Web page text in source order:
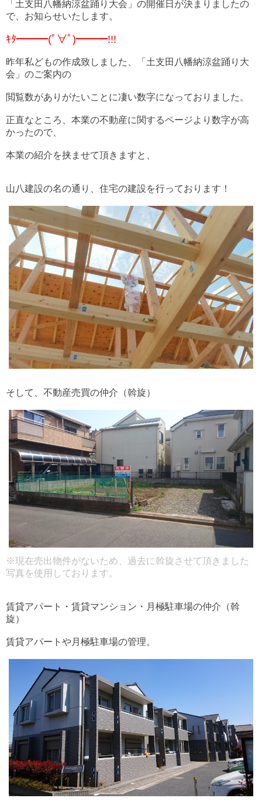
「土支田八幡納涼盆踊り大会」の開催日が決まりましたの
で、お知らせいたします。
ｷﾀ━━━(ﾟ∀ﾟ)━━━!!!
昨年私どもの作成致しました、「土支田八幡納涼盆踊り大
会」のご案内の
閲覧数がありがたいことに凄い数字になっておりました。
正直なところ、本業の不動産に関するページより数字が高
かったので、
本業の紹介を挟ませて頂きますと、
山八建設の名の通り、住宅の建設を行っております！
そして、不動産売買の仲介（斡旋）
※現在売出物件がないため、過去に斡旋させて頂きました
写真を使用しております。
賃貸アパート・賃貸マンション・月極駐車場の仲介（斡
旋）
賃貸アパートや月極駐車場の管理。